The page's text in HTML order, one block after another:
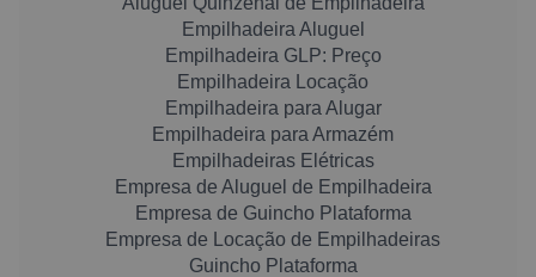
Empilhadeira Aluguel
Empilhadeira GLP: Preço
Empilhadeira Locação
Empilhadeira para Alugar
Empilhadeira para Armazém
Empilhadeiras Elétricas
Empresa de Aluguel de Empilhadeira
Empresa de Guincho Plataforma
Empresa de Locação de Empilhadeiras
Guincho Plataforma